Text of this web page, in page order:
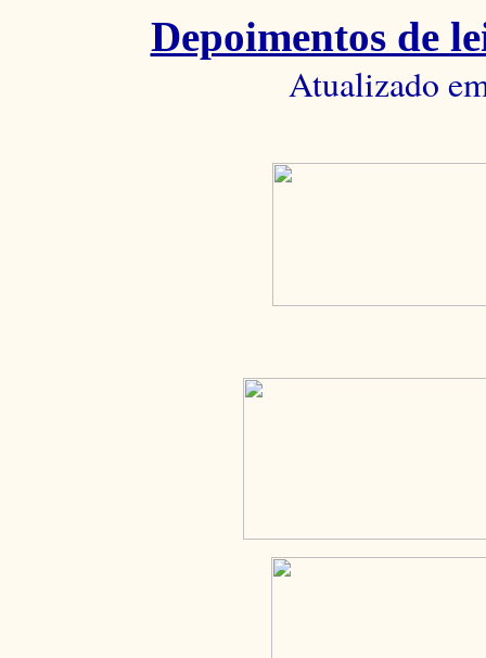
Depoimentos de
Atualizado